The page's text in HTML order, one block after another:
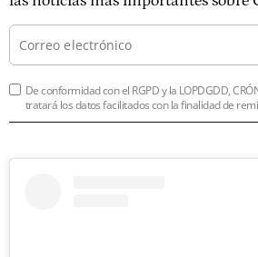
De conformidad con el RGPD y la LOPDGDD,
tratará los datos facilitados con la finalidad de